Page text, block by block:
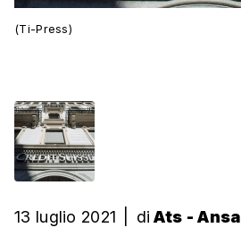
(Ti-Press)
13 luglio 2021 di Ats - Ansa